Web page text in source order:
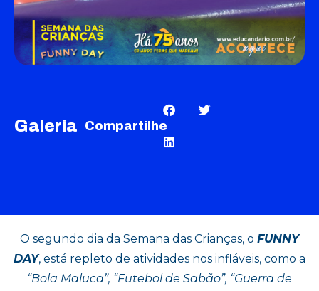
Galeria Compartilhe
O segundo dia da Semana das Crianças, o FUNNY
DAY, está repleto de atividades nos infláveis, como a
“Bola Maluca”, “Futebol de Sabão”, “Guerra de